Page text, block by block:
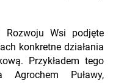
Wsi podjęte
konkretne działania
Przykładem tego
Puławy,